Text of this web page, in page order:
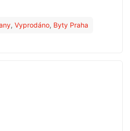
, Vyprodáno, Byty Praha